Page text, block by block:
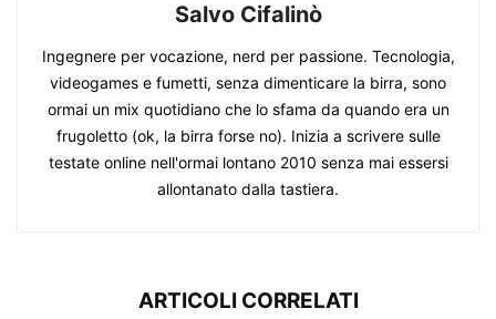
Salvo Cifalinò
Ingegnere per vocazione, nerd per passione. Tecnologia,
videogames e fumetti, senza dimenticare la birra, sono
ormai un mix quotidiano che lo sfama da quando era un
frugoletto (ok, la birra forse no). Inizia a scrivere sulle
testate online nell'ormai lontano 2010 senza mai essersi
allontanato dalla tastiera.
ARTICOLI CORRELATI